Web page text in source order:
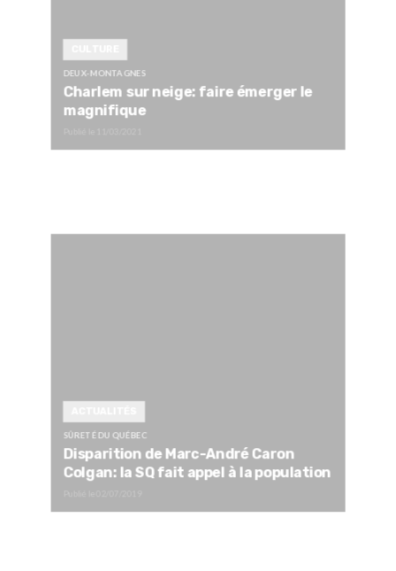
DEUX-MONTAGNES
Charlem sur neige: faire émerger le
magnifique
SÛRETÉ DU QUÉBEC
Disparition de Marc-André Caron
Colgan: la SQ fait appel à la population